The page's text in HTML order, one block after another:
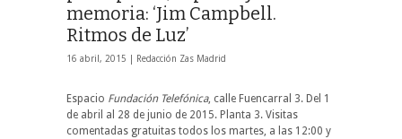
memoria: ‘Jim Campbell.
Ritmos de Luz’
16 abril, 2015 | Redacción Zas Madrid
Espacio Fundación Telefónica, calle Fuencarral 3. Del 1
de abril al 28 de junio de 2015. Planta 3. Visitas
comentadas gratuitas todos los martes, a las 12:00 y